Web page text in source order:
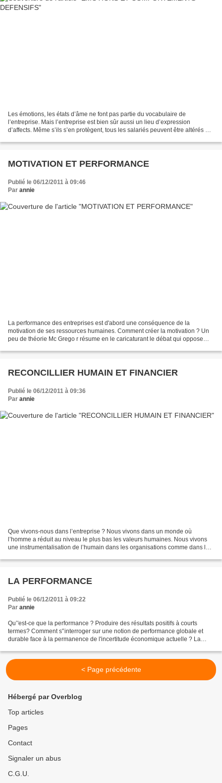
Les émotions, les états d’âme ne font pas partie du vocabulaire de
l’entreprise. Mais l’entreprise est bien sûr aussi un lieu d’expression
d’affects. Même s’ils s’en protègent, tous les salariés peuvent être altérés par
MOTIVATION ET PERFORMANCE
Publié le 06/12/2011 à 09:46
Par annie
La performance des entreprises est d'abord une conséquence de la
motivation de ses ressources humaines. Comment créer la motivation ? Un
peu de théorie Mc Grego r résume en le caricaturant le débat qui oppose
RECONCILLIER HUMAIN ET FINANCIER
Publié le 06/12/2011 à 09:36
Par annie
Que vivons-nous dans l’entreprise ? Nous vivons dans un monde où
l’homme a réduit au niveau le plus bas les valeurs humaines. Nous vivons
une instrumentalisation de l’humain dans les organisations comme dans la
LA PERFORMANCE
Publié le 06/12/2011 à 09:22
Par annie
Qu’'est-ce que la performance ? Produire des résultats positifs à courts
termes? Comment s'’interroger sur une notion de performance globale et
durable face à la permanence de l'incertitude économique actuelle ? La
< Page précédente
Hébergé par Overblog
Top articles
Pages
Contact
Signaler un abus
C.G.U.